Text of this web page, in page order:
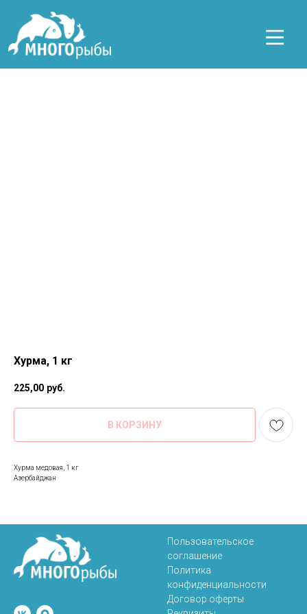
Хурма, 1 кг
225,00 руб.
В КОРЗИНУ
Хурма медовая, 1 кг
Азербайджан
Пользовательское
соглашение
Политика
конфиденциальности
Договор оферты